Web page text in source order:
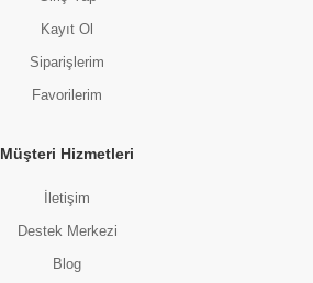
Kayıt Ol
Siparişlerim
Favorilerim
Müşteri Hizmetleri
İletişim
Destek Merkezi
Blog